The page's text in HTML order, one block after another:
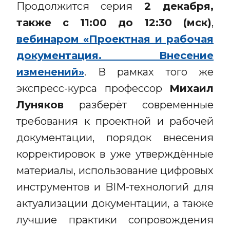
Продолжится серия 2 декабря,
также с 11:00 до 12:30 (мск),
вебинаром «Проектная и рабочая
документация. Внесение
изменений». В рамках того же
экспресс-курса профессор Михаил
Луняков разберёт современные
требования к проектной и рабочей
документации, порядок внесения
корректировок в уже утверждённые
материалы, использование цифровых
инструментов и BIM-технологий для
актуализации документации, а также
лучшие практики сопровождения